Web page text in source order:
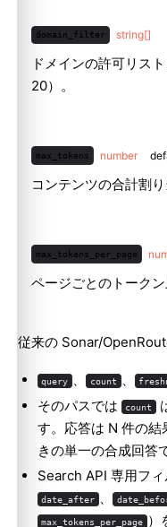
domain_filter string[]
ドメインの許可リス
20）。
max_tokens number
コンテンツの合計割
max_tokens_per_page
ページごとのトークン
従来の Sonar/
query 、 count 、
そのパスでは
count
す。応答は N 件の
きの単一の合成回答
Search API 専用フィ
date_after 、
max_tokens_per_page ）